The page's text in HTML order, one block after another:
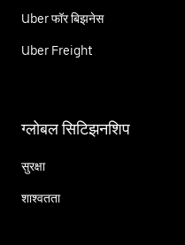
Uber फॉर बिझनेस
Uber Freight
ग्लोबल सिटिझनशिप
सुरक्षा
शाश्वतता